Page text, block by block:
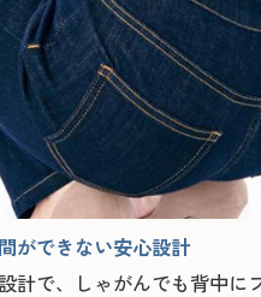
ができない安心設計
計で、しゃがんでも背中に